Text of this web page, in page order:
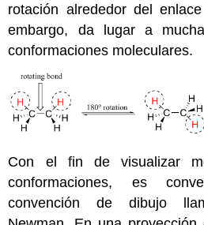
rotación alrededor del
embargo, da lugar a
conformaciones moleculares.
Con el fin de visualizar
conformaciones, es
convención de dibujo